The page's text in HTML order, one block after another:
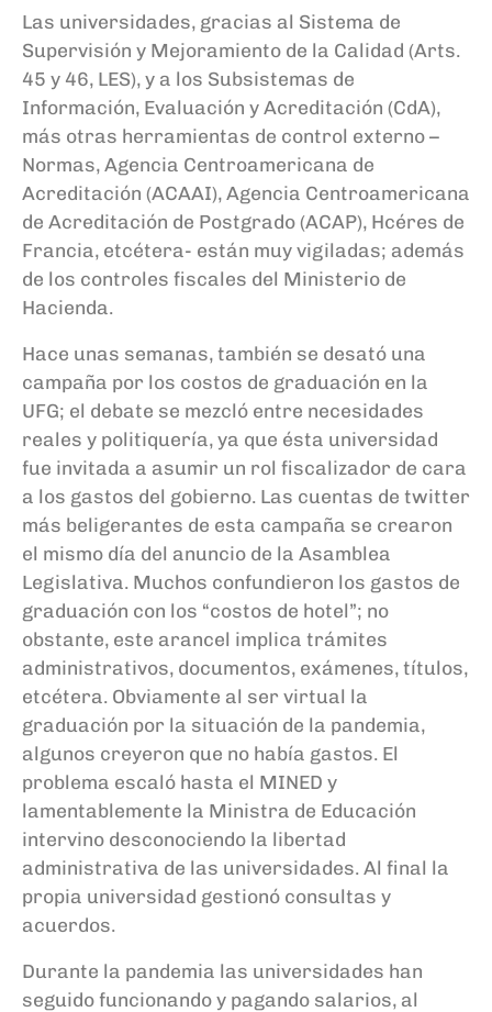
Las universidades, gracias al Sistema de
Supervisión y Mejoramiento de la Calidad (Arts.
45 y 46, LES), y a los Subsistemas de
Información, Evaluación y Acreditación (CdA),
más otras herramientas de control externo–
Normas,Agencia Centroamericana de
Acreditación (ACAAI), Agencia Centroamericana
de Acreditación de Postgrado(ACAP), Hcéres de
Francia, etcétera- están muy vigiladas; además
de los controles fiscales del Ministerio de
Hacienda.
Hace unas semanas, también se desató una
campaña por los costos de graduación en la
UFG; el debate se mezcló entre necesidades
reales y politiquería, ya que ésta universidad
fue invitada a asumir un rol fiscalizador de cara
a los gastos del gobierno. Las cuentas de twitter
más beligerantes de esta campaña se crearon
el mismo día del anuncio de la Asamblea
Legislativa. Muchos confundieron los gastos de
graduación con los “costos de hotel”; no
obstante, este arancel implica trámites
administrativos, documentos, exámenes, títulos,
etcétera. Obviamente al ser virtual la
graduación por la situación de la pandemia,
algunos creyeron que no había gastos. El
problema escaló hasta el MINED y
lamentablemente la Ministra de Educación
intervino desconociendo la libertad
administrativa de las universidades. Al final la
propia universidad gestionó consultas y
acuerdos.
Durante la pandemia las universidades han
seguido funcionando y pagando salarios, al